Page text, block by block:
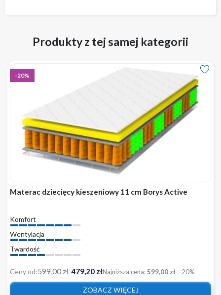
Produkty z tej samej kategorii
-20%
Materac dziecięcy kieszeniowy 11 cm Borys Active
Komfort
Wentylacja
Twardość
Ceny od:599,00 zł 479,20 złNajniższa cena:599,00 zł -20%
ZOBACZ WIĘCEJ